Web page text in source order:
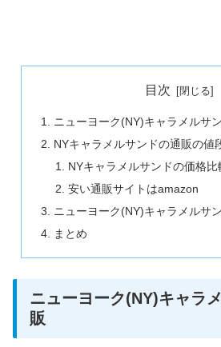
目次
ニューヨーク(NY)キャラメルサ
NYキャラメルサンドの通販の値
NYキャラメルサンドの価格比
安い通販サイトはamazon
ニューヨーク(NY)キャラメルサ
まとめ
ニューヨーク(NY)キャラ
販